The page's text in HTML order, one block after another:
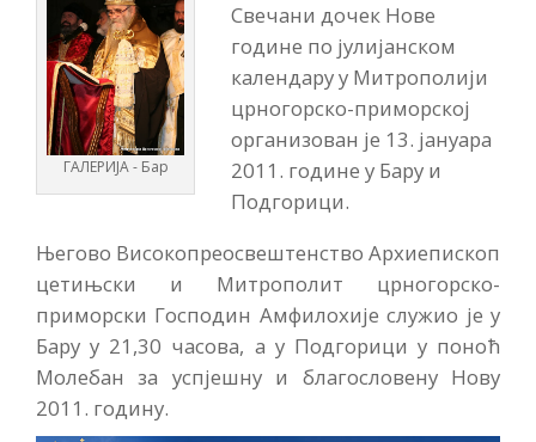
ГАЛЕРИЈА - Бар
Свечани дочек Нове
године по јулијанском
календару у Митрополији
црногорско-приморској
организован је 13. јануара
2011. године у Бару и
Подгорици.
Његово Високопреосвештенство Архиепископ
цетињски и Митрополит црногорско-
приморски Господин Амфилохије служио је у
Бару у 21,30 часова, а у Подгорици у поноћ
Молебан за успјешну и благословену Нову
2011. годину.